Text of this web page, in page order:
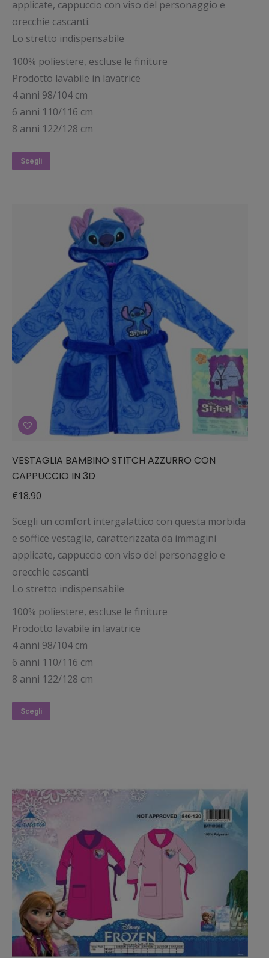
applicate, cappuccio con viso del personaggio e
orecchie cascanti.
Lo stretto indispensabile
100% poliestere, escluse le finiture
Prodotto lavabile in lavatrice
4 anni 98/104 cm
6 anni 110/116 cm
8 anni 122/128 cm
Scegli
varianti.
opzioni
possono
essere
scelte
nella
pagina
del
prodotto
VESTAGLIA BAMBINO STITCH AZZURRO CON
CAPPUCCIO IN 3D
€18.90
Scegli un comfort intergalattico con questa morbida
e soffice vestaglia, caratterizzata da immagini
applicate, cappuccio con viso del personaggio e
orecchie cascanti.
Lo stretto indispensabile
100% poliestere, escluse le finiture
Prodotto lavabile in lavatrice
4 anni 98/104 cm
6 anni 110/116 cm
8 anni 122/128 cm
Scegli
Le
possono
essere
scelte
nella
pagina
del
prodotto